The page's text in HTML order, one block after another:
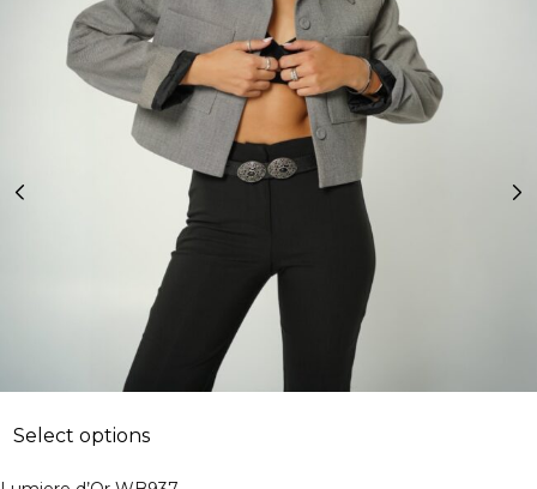
Select options